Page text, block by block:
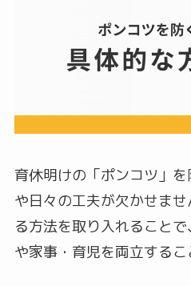
育休明けの「ポンコツ」
や日々の工夫が欠かせま
る方法を取り入れること
や家事・育児を両立するこ